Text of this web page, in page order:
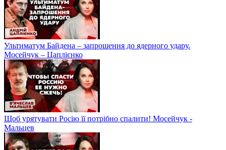
Ультиматум Байдена – запрошення до ядерного удару.
Мосейчук – Цаплієнко
Щоб урятувати Росію її потрібно спалити! Мосейчук -
Мальцев